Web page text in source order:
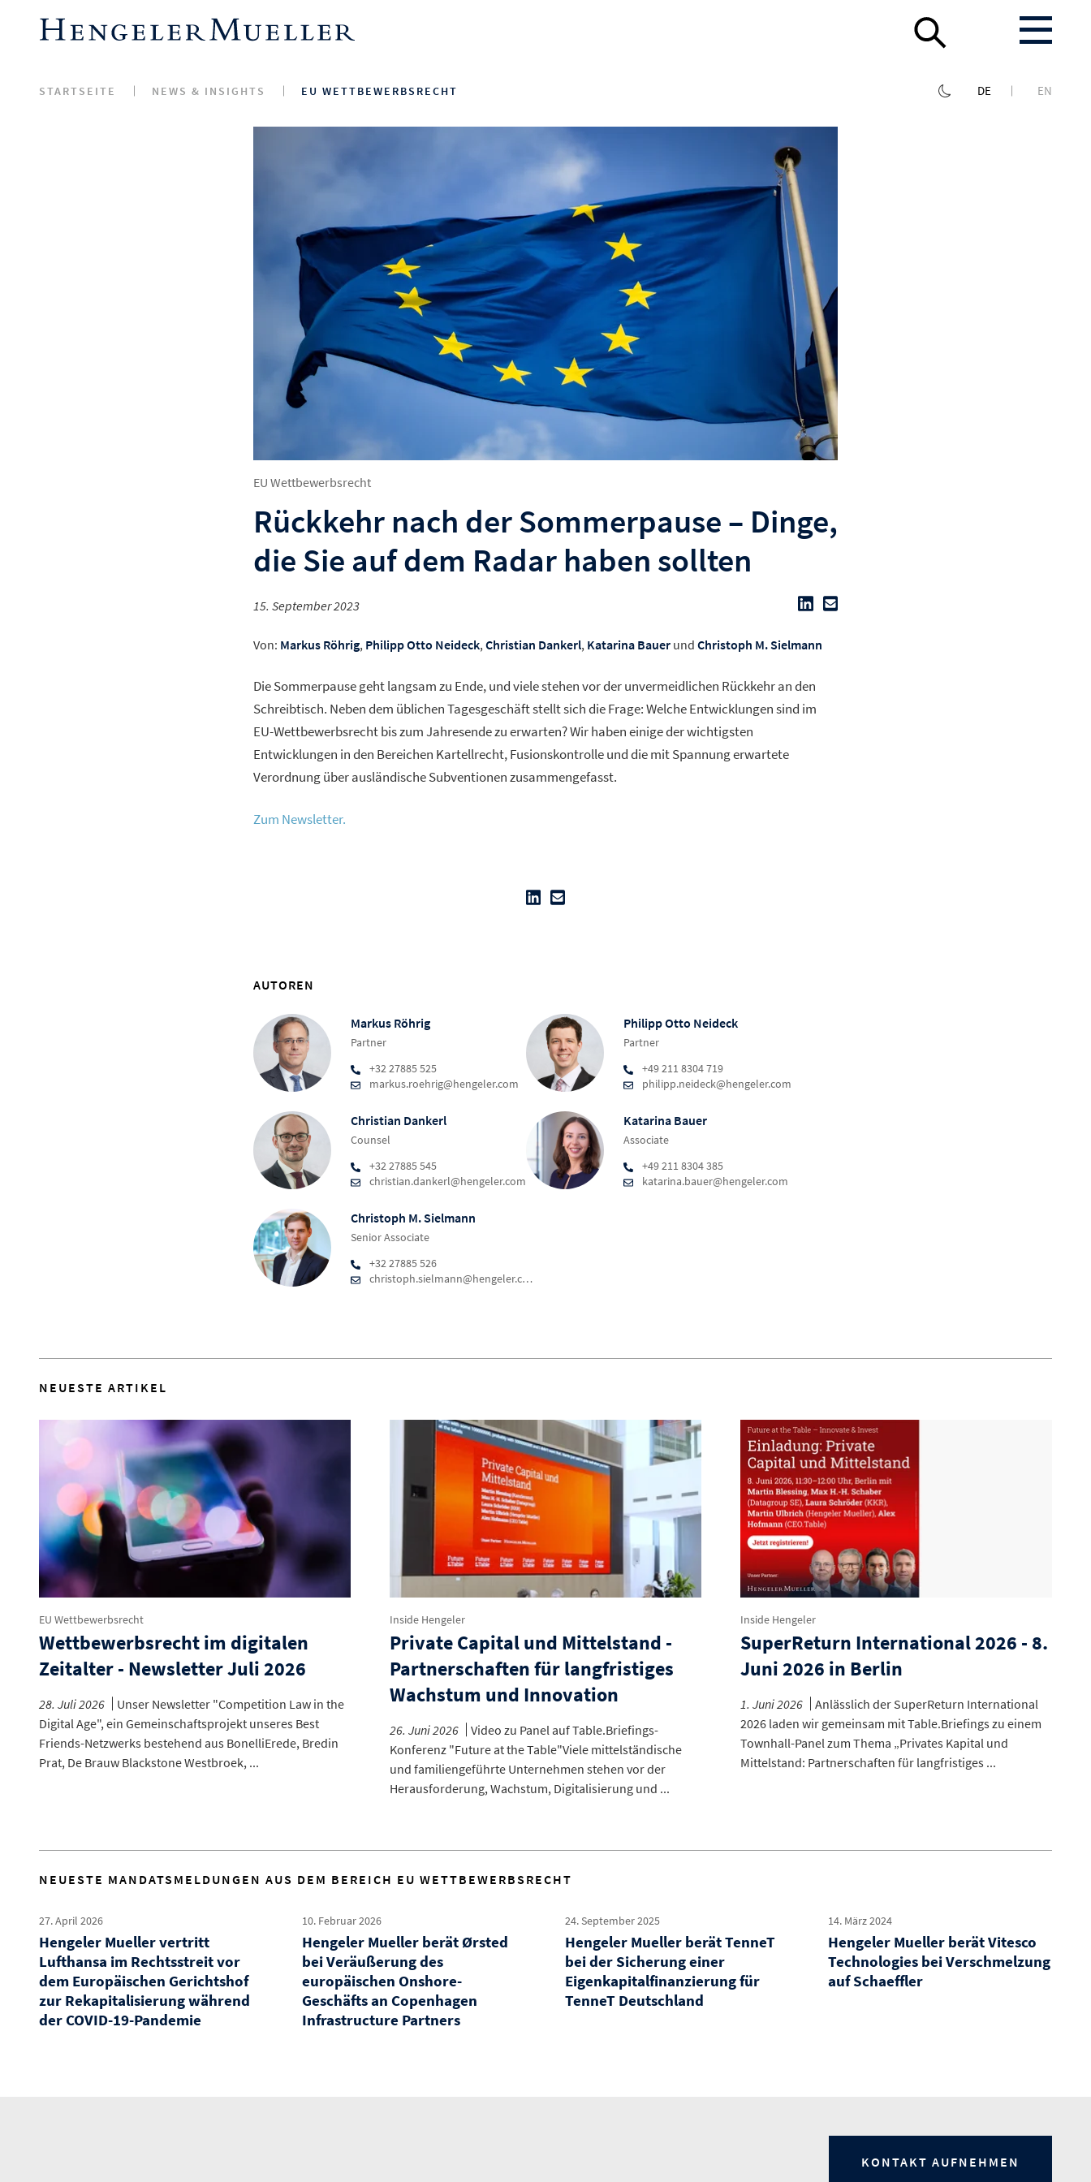
STARTSEITE NEWS & INSIGHTS EU WETTBEWERBSRECHT DE EN
EU Wettbewerbsrecht
Rückkehr nach der Sommerpause – Dinge,
die Sie auf dem Radar haben sollten
15. September 2023
Von: Markus Röhrig, Philipp Otto Neideck, Christian Dankerl, Katarina Bauer und Christoph M. Sielmann
Die Sommerpause geht langsam zu Ende, und viele stehen vor der unvermeidlichen Rückkehr an den
Schreibtisch. Neben dem üblichen Tagesgeschäft stellt sich die Frage: Welche Entwicklungen sind im
EU-Wettbewerbsrecht bis zum Jahresende zu erwarten? Wir haben einige der wichtigsten
Entwicklungen in den Bereichen Kartellrecht, Fusionskontrolle und die mit Spannung erwartete
Verordnung über ausländische Subventionen zusammengefasst.
Zum Newsletter.
AUTOREN
Markus Röhrig
Partner
+32 27885 525
markus.roehrig@hengeler.com
Philipp Otto Neideck
Partner
+49 211 8304 719
philipp.neideck@hengeler.com
Christian Dankerl
Counsel
+32 27885 545
christian.dankerl@hengeler.com
Katarina Bauer
Associate
+49 211 8304 385
katarina.bauer@hengeler.com
Christoph M. Sielmann
Senior Associate
+32 27885 526
christoph.sielmann@hengeler.com
NEUESTE ARTIKEL
EU Wettbewerbsrecht
Wettbewerbsrecht im digitalen
Zeitalter - Newsletter Juli 2026
28. Juli 2026
Unser Newsletter "Competition Law in the
Digital Age", ein Gemeinschaftsprojekt unseres Best
Friends-Netzwerks bestehend aus BonelliErede, Bredin
Prat, De Brauw Blackstone Westbroek, ...
Inside Hengeler
Private Capital und Mittelstand -
Partnerschaften für langfristiges
Wachstum und Innovation
26. Juni 2026
Video zu Panel auf Table.Briefings-
Konferenz "Future at the Table"Viele mittelständische
und familiengeführte Unternehmen stehen vor der
Herausforderung, Wachstum, Digitalisierung und ...
Inside Hengeler
SuperReturn International 2026 - 8.
Juni 2026 in Berlin
1. Juni 2026
Anlässlich der SuperReturn International
2026 laden wir gemeinsam mit Table.Briefings zu einem
Townhall-Panel zum Thema „Privates Kapital und
Mittelstand: Partnerschaften für langfristiges ...
NEUESTE MANDATSMELDUNGEN AUS DEM BEREICH EU WETTBEWERBSRECHT
27. April 2026
Hengeler Mueller vertritt
Lufthansa im Rechtsstreit vor
dem Europäischen Gerichtshof
zur Rekapitalisierung während
der COVID-19-Pandemie
10. Februar 2026
Hengeler Mueller berät Ørsted
bei Veräußerung des
europäischen Onshore-
Geschäfts an Copenhagen
Infrastructure Partners
24. September 2025
Hengeler Mueller berät TenneT
bei der Sicherung einer
Eigenkapitalfinanzierung für
TenneT Deutschland
14. März 2024
Hengeler Mueller berät Vitesco
Technologies bei Verschmelzung
auf Schaeffler
KONTAKT AUFNEHMEN